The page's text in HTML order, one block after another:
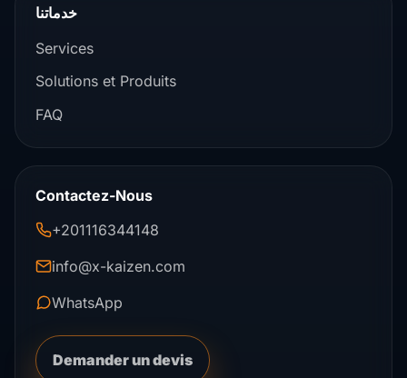
خدماتنا
Services
Solutions et Produits
FAQ
Contactez-Nous
+201116344148
info@x-kaizen.com
WhatsApp
Demander un devis